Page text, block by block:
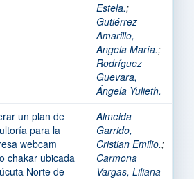
Estela.;
Gutiérrez
Amarillo,
Angela María.;
Rodríguez
Guevara,
Ángela Yulieth.
un plan de
para la
webcam
chakar ubicada
Norte de
Almeida
Garrido,
Cristian Emilio.;
Carmona
Vargas, Liliana